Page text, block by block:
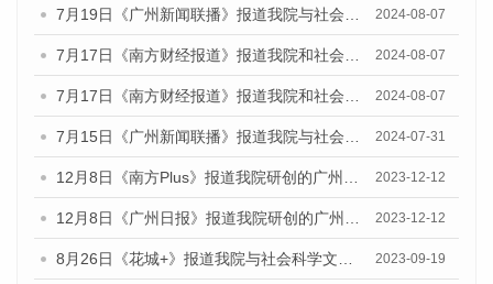
7月19日《广州新闻联播》报道我院与社会科学文献出版社联合发布《广州蓝皮书：广州社会发展报告(2024)》的视频采访 2024-08-07
7月17日《南方财经报道》报道我院和社会科学文献出版社联合发布《广州蓝皮书：广州数字经济发展报告（2024）》的视频采访 2024-08-07
7月17日《南方财经报道》报道我院和社会科学文献出版社联合发布《广州蓝皮书：广州数字经济发展报告（2024）》的视频采访 2024-08-07
7月15日《广州新闻联播》报道我院与社会科学文献出版社联合发布《广州蓝皮书：广州社会发展报告(2024)》的视频采访 2024-07-31
12月8日《南方Plus》报道我院研创的广州蓝皮书系列荣获全国第十四届优秀皮书奖四项大奖的媒体文章 2023-12-12
12月8日《广州日报》报道我院研创的广州蓝皮书系列荣获全国第十四届优秀皮书奖四项大奖的媒体文章 2023-12-12
8月26日《花城+》报道我院与社会科学文献出版社联合发布《广州蓝皮书：广州创新型城市发展报告（2023）》的视频采访 2023-09-19